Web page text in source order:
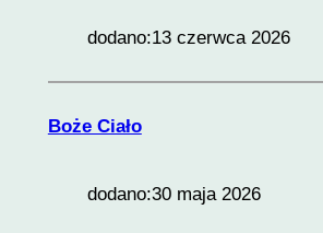
dodano:13 czerwca 2026
Boże Ciało
dodano:30 maja 2026
strony, zwiększasz
zobaczenie
treści i ofert.